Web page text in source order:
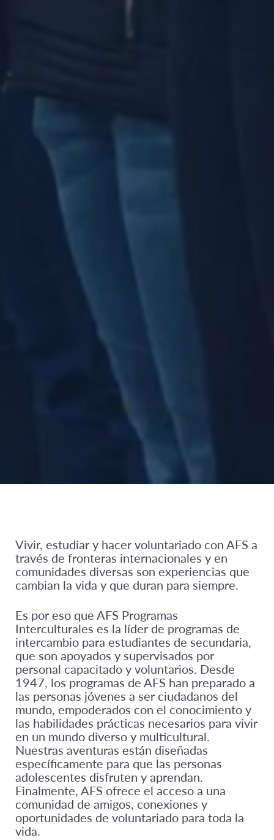
Vivir, estudiar y hacer voluntariado con AFS a
través de fronteras internacionales y en
comunidades diversas son experiencias que
cambian la vida y que duran para siempre.
Es por eso que AFS Programas
Interculturales es la líder de programas de
intercambio para estudiantes de secundaria,
que son apoyados y supervisados por
personal capacitado y voluntarios. Desde
1947, los programas de AFS han preparado a
las personas jóvenes a ser ciudadanos del
mundo, empoderados con el conocimiento y
las habilidades prácticas necesarios para vivir
en un mundo diverso y multicultural.
Nuestras aventuras están diseñadas
específicamente para que las personas
adolescentes disfruten y aprendan.
Finalmente, AFS ofrece el acceso a una
comunidad de amigos, conexiones y
oportunidades de voluntariado para toda la
vida.